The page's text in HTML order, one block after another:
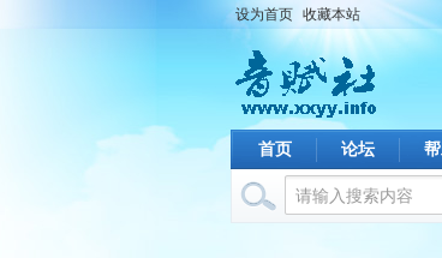
设为首页 收藏本站
首页 论坛